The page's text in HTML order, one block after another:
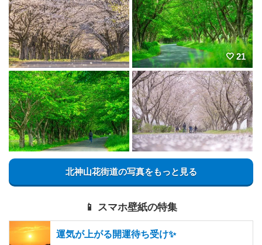
21
北神山花街道の写真をもっと見る
📱 スマホ壁紙の特集
運気が上がる開運待ち受け✨